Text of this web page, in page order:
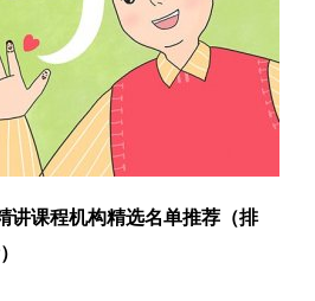
讲课程机构精选名单推荐（排